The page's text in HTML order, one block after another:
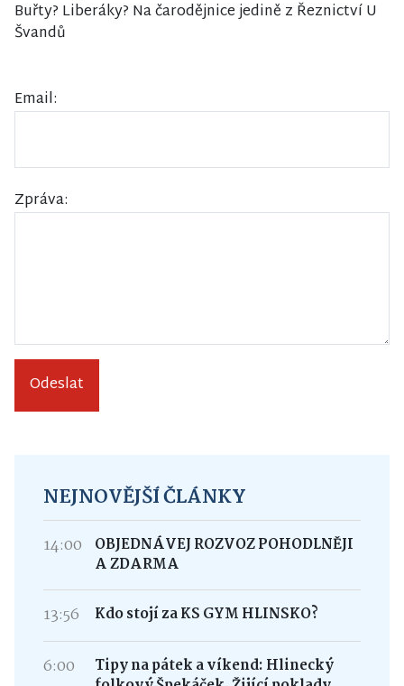
Buřty? Liberáky? Na čarodějnice jedině z Řeznictví U
Švandů
Email:
Zpráva:
Odeslat
NEJNOVĚJŠÍ ČLÁNKY
14:00
OBJEDNÁVEJ ROZVOZ POHODLNĚJI
A ZDARMA
13:56 Kdo stojí za KS GYM HLINSKO?
6:00
Tipy na pátek a víkend: Hlinecký